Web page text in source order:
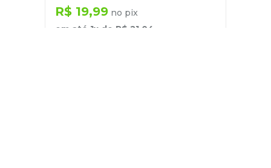
R$ 19,99 no pix
em até 1x de R$ 21 04